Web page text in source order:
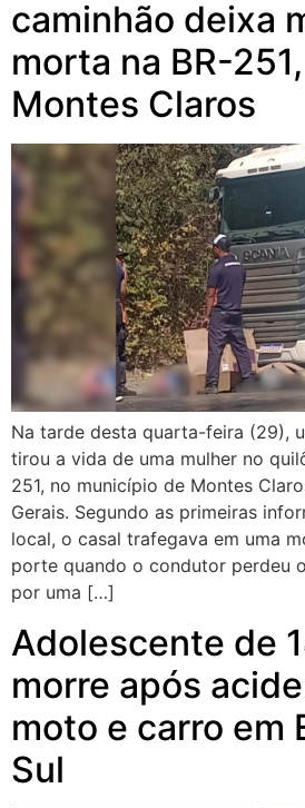
caminhão deixa
morta na BR-
Montes Claros
Na tarde desta quarta-feira (29),
tirou a vida de uma mulher no
251, no município de Montes
Gerais. Segundo as primeiras
local, o casal trafegava em uma
porte quando o condutor perdeu
por uma […]
Adolescente de
morre após
moto e carro em
Sul